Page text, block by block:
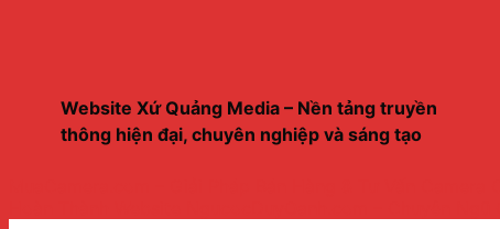
Website Xứ Quảng Media – Nền tảng truyền
thông hiện đại, chuyên nghiệp và sáng tạo